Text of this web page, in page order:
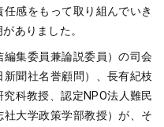
感をもって取り組んでいき
ありました。
集委員兼論説委員）の司会
聞社名誉顧問）、長有紀枝
科教授、認定NPO法人難民
大学政策学部教授）が、そ